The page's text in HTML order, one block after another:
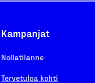
Kampanjat
Nollatilanne
Tervetuloa kohti